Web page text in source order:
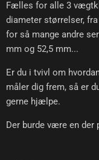
Fælles for alle 3
diameter størrelser,
for så mange andre
mm og 52,5 mm...
Er du i tvivl om
måler dig frem, så er
gerne hjælpe.
Der burde være en der